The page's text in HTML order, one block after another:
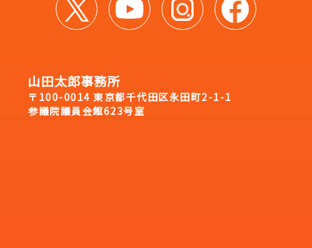
山田太郎事務所
〒100-0014 東京都千代田区永田町2-1-1
参議院議員会館623号室